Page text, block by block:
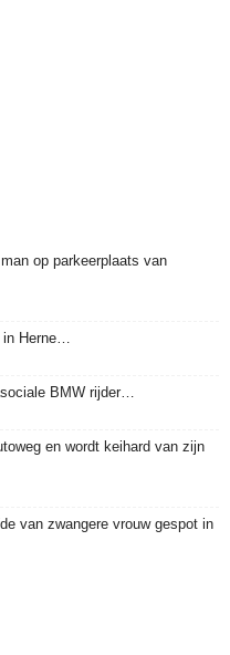
op parkeerplaats van
in Herne…
BMW rijder…
en wordt keihard van zijn
van zwangere vrouw gespot in